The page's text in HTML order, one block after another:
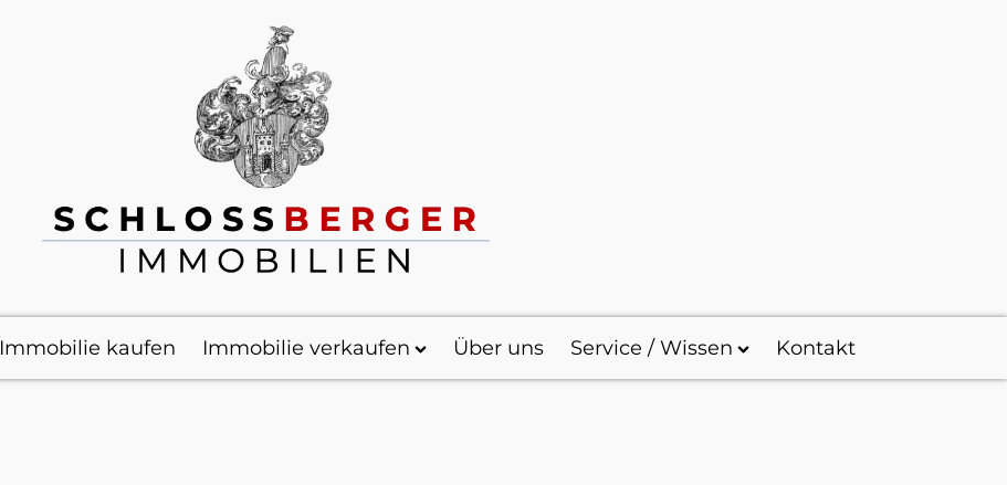
Immobilie kaufen Immobilie verkaufen Über uns Service / Wissen Kontakt